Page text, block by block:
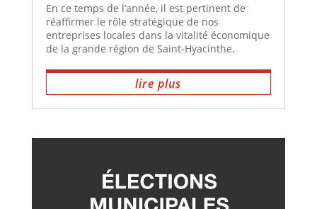
En ce temps de l’année, il est pertinent de
réaffirmer le rôle stratégique de nos
entreprises locales dans la vitalité économique
de la grande région de Saint-Hyacinthe.
lire plus